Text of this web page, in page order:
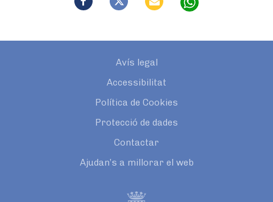
Avís legal
Accessibilitat
Política de Cookies
Protecció de dades
Contactar
Ajudan’s a millorar el web